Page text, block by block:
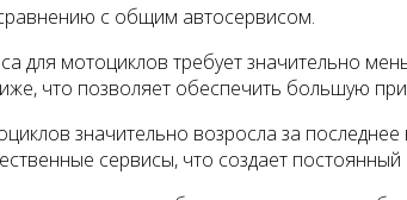
с общим автосервисом.
мотоциклов требует значительно
что позволяет обеспечить большую
значительно возросла за
сервисы, что создает